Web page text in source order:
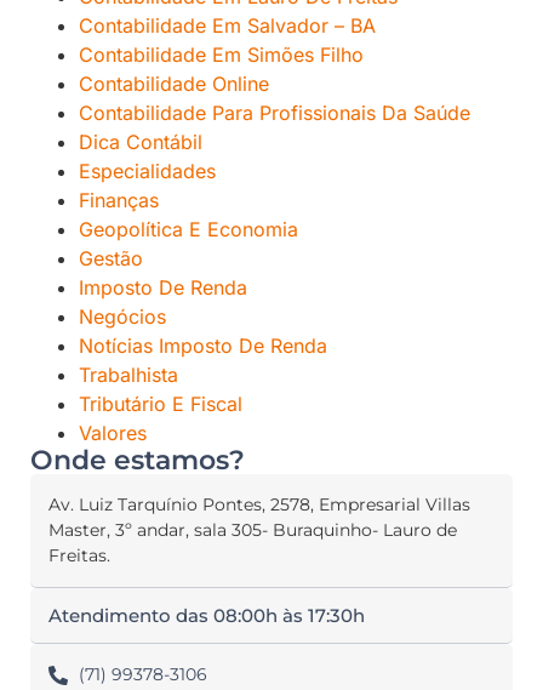
Contabilidade Em Salvador – BA
Contabilidade Em Simões Filho
Contabilidade Online
Contabilidade Para Profissionais Da Saúde
Dica Contábil
Especialidades
Finanças
Geopolítica E Economia
Gestão
Imposto De Renda
Negócios
Notícias Imposto De Renda
Trabalhista
Tributário E Fiscal
Valores
Onde estamos?
Av. Luiz Tarquínio Pontes, 2578, Empresarial Villas
Master, 3º andar, sala 305- Buraquinho- Lauro de
Freitas.
Atendimento das 08:00h às 17:30h
(71) 99378-3106